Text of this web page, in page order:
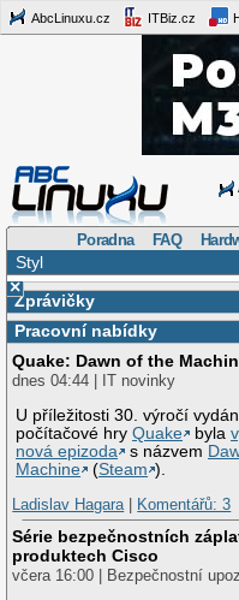
AbcLinuxu.cz ITBiz.cz
Poradna FAQ
Styl
×
Zprávičky
Pracovní nabídky
Quake: Dawn of the
dnes 04:44 | IT novinky
U příležitosti 30. výročí
počítačové hryQuake byla
nová epizoda
s názvem
Machine
(Steam ).
Ladislav Hagara| Komentářů: 3
Série bezpečnostních
produktech Cisco
včera 16:00 | Bezpečnostní